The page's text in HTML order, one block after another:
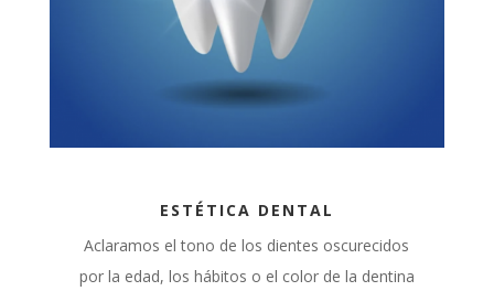
ESTÉTICA DENTAL
Aclaramos el tono de los dientes oscurecidos
por la edad, los hábitos o el color de la dentina